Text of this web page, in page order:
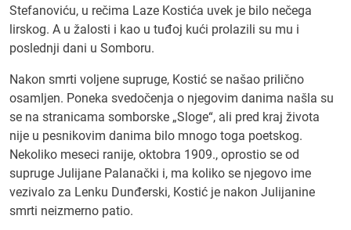
Stefanoviću, u rečima Laze Kostića uvek je bilo nečega
lirskog. A u žalosti i kao u tuđoj kući prolazili su mu i
poslednji dani u Somboru.
Nakon smrti voljene supruge, Kostić se našao prilično
osamljen. Poneka svedočenja o njegovim danima našla su
se na stranicama somborske „Sloge“, ali pred kraj života
nije u pesnikovim danima bilo mnogo toga poetskog.
Nekoliko meseci ranije, oktobra 1909., oprostio se od
supruge Julijane Palanački i, ma koliko se njegovo ime
vezivalo za Lenku Dunđerski, Kostić je nakon Julijanine
smrti neizmerno patio.